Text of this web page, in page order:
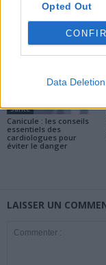
Opted Out
Data Deletion
ARTICLES
Santé
Canicule : les conseils
essentiels des
cardiologues pour
éviter le danger
LAISSER UN